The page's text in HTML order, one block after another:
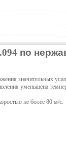
по
значительных
уменьшена
не более 80 м/с.